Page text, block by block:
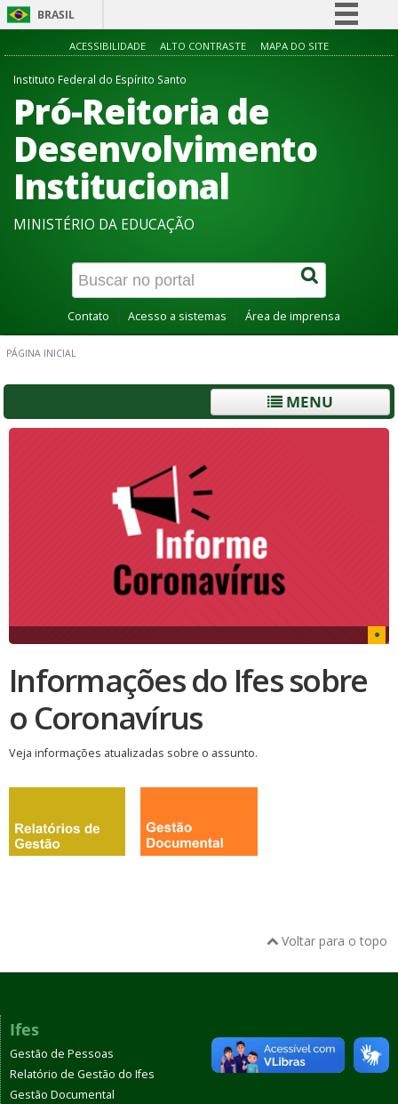
BRASIL
Simplifique!
Acesso à informação
Legislação
ACESSIBILIDADE ALTO CONTRASTE MAPA DO SITE
Instituto Federal do Espírito Santo
Pró-Reitoria de
Desenvolvimento
Institucional
MINISTÉRIO DA EDUCAÇÃO
Contato Acesso a sistemas Área de imprensa
PÁGINA INICIAL
MENU
Informações do Ifes sobre
o Coronavírus
Veja informações atualizadas sobre o assunto.
Voltar para o topo
Ifes
Gestão de Pessoas
Relatório de Gestão do Ifes
Gestão Documental